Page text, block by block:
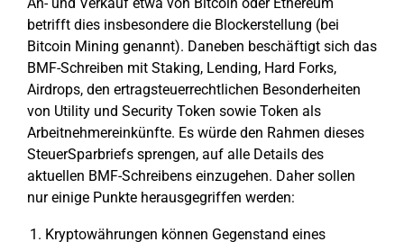
betrifft dies insbesondere die Blockerstellung (bei
Bitcoin Mining genannt). Daneben beschäftigt sich das
BMF-Schreiben mit Staking, Lending, Hard Forks,
Airdrops, den ertragsteuerrechtlichen Besonderheiten
von Utility und Security Token sowie Token als
Arbeitnehmereinkünfte. Es würde den Rahmen dieses
SteuerSparbriefs sprengen, auf alle Details des
aktuellen BMF-Schreibens einzugehen. Daher sollen
nur einige Punkte herausgegriffen werden:
Kryptowährungen können Gegenstand eines